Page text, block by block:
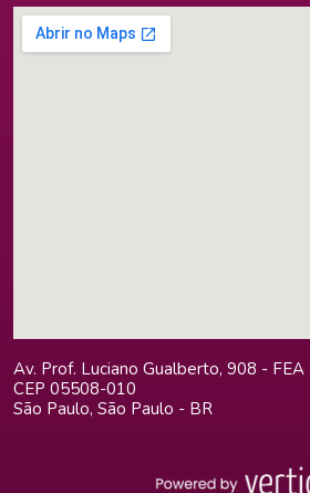
Av. Prof. Luciano Gualberto, 908 -
CEP 05508-010
São Paulo, São Paulo - BR